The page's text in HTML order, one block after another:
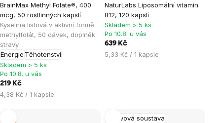
BrainMax Methyl Folate®, 400
mcg, 50 rostlinných kapslí
Kyselina listová v aktivní formě
methylfolát, 50 dávek, doplněk
stravy
Energie Těhotenství
hodnocení
produktu
je
5,0
z
5
hvězdiček.
Skladem > 5 ks
Po 10.8. u vás
219 Kč
Měrná
4,38 Kč / 1 kapsle
NaturLabs Liposomální vitamín
B12, 120 kapslí
hodnocení
produktu
je
5,0
z
Skladem > 5 ks
Po 10.8. u vás
639 Kč
Měrná
5,33 Kč / 1 kapsle
Nervová soustava